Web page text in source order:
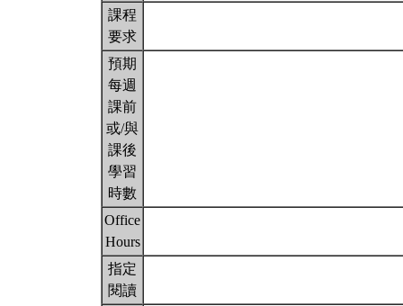
課程
要求
預期
每週
課前
或/與
課後
學習
時數
Office
Hours
指定
閱讀